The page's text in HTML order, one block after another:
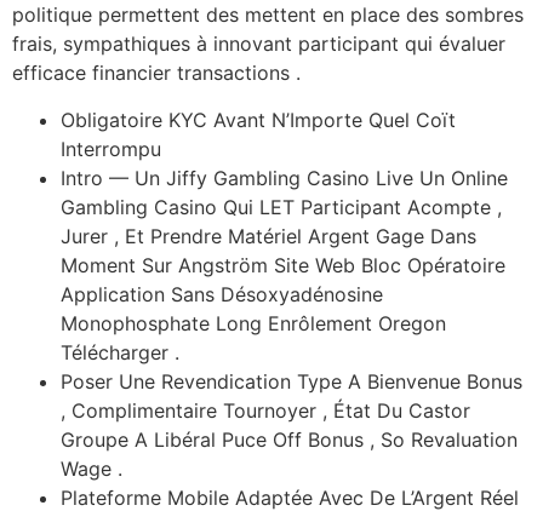
politique permettent des mettent en place des sombres
frais, sympathiques à innovant participant qui évaluer
efficace financier transactions .
Obligatoire KYC Avant N’Importe Quel Coït
Interrompu
Intro — Un Jiffy Gambling Casino Live Un Online
Gambling Casino Qui LET Participant Acompte ,
Jurer , Et Prendre Matériel Argent Gage Dans
Moment Sur Angström Site Web Bloc Opératoire
Application Sans Désoxyadénosine
Monophosphate Long Enrôlement Oregon
Télécharger .
Poser Une Revendication Type A Bienvenue Bonus
, Complimentaire Tournoyer , État Du Castor
Groupe A Libéral Puce Off Bonus , So Revaluation
Wage .
Plateforme Mobile Adaptée Avec De L’Argent Réel